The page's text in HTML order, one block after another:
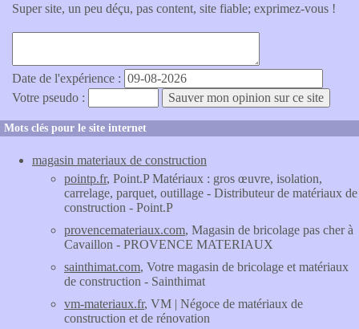
Super site, un peu déçu, pas content, site fiable; exprimez-vous !
Date de l'expérience :
Votre pseudo :
Mots clés pour le site internet
magasin materiaux de construction
pointp.fr, Point.P Matériaux : gros œuvre, isolation,
carrelage, parquet, outillage - Distributeur de matériaux de
construction - Point.P
provencemateriaux.com, Magasin de bricolage pas cher à
Cavaillon - PROVENCE MATERIAUX
sainthimat.com, Votre magasin de bricolage et matériaux
de construction - Sainthimat
vm-materiaux.fr, VM | Négoce de matériaux de
construction et de rénovation